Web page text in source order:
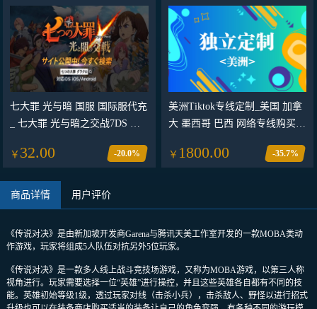
七大罪 光与暗 国服 国际服代充
_ 七大罪 光与暗之交战7DS 充
交战7DS钻石 七大罪光与暗 国
￥ 32.00 -20.0%
美洲Tiktok专线定制_美国 加拿
大 墨西哥 巴西 网络专线购买_
站
￥ 1800.00 -35.7%
商品详情 用户评价
《传说对决》是由新加坡开发商Garena与腾讯天美工作室开发的一款MOBA类动
作游戏，玩家将组成5人队伍对抗另外5位玩家。
《传说对决》是一款多人线上战斗竞技场游戏，又称为MOBA游戏，以第三人称
视角进行。玩家需要选择一位“英雄”进行操控，并且这些英雄各自都有不同的技
能。英雄初始等级1级，透过玩家对线（击杀小兵），击杀敌人、野怪以进行招式